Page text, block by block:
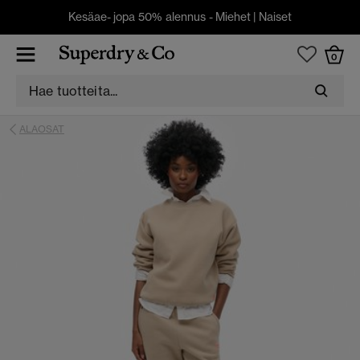
Kesäae- jopa 50% alennus - Miehet | Naiset
0
ALAOSAT